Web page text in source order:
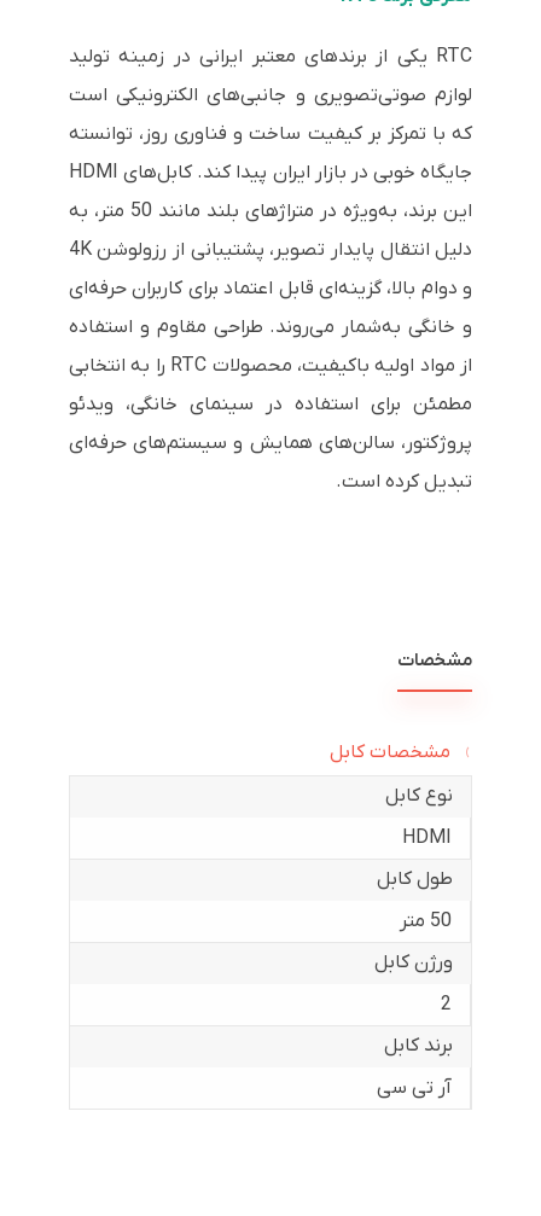
RTC یکی از برندهای معتبر ایرانی در زمینه تولید
لوازم صوتی‌تصویری و جانبی‌های الکترونیکی است
که با تمرکز بر کیفیت ساخت و فناوری روز، توانسته
جایگاه خوبی در بازار ایران پیدا کند. کابل‌های HDMI
این برند، به‌ویژه در متراژهای بلند مانند 50 متر، به
دلیل انتقال پایدار تصویر، پشتیبانی از رزولوشن 4K
و دوام بالا، گزینه‌ای قابل اعتماد برای کاربران حرفه‌ای
و خانگی به‌شمار می‌روند. طراحی مقاوم و استفاده
از مواد اولیه باکیفیت، محصولات RTC را به انتخابی
مطمئن برای استفاده در سینمای خانگی، ویدئو
پروژکتور، سالن‌های همایش و سیستم‌های حرفه‌ای
تبدیل کرده است.
مشخصات
مشخصات کابل
نوع کابل
HDMI
طول کابل
50 متر
ورژن کابل
2
برند کابل
آر تی سی